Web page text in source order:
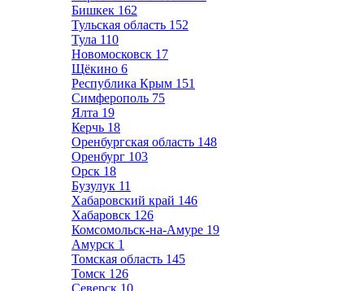
Бишкек 162
Тульская область 152
Тула 110
Новомосковск 17
Щёкино 6
Республика Крым 151
Симферополь 75
Ялта 19
Керчь 18
Оренбургская область 148
Оренбург 103
Орск 18
Бузулук 11
Хабаровский край 146
Хабаровск 126
Комсомольск-на-Амуре 19
Амурск 1
Томская область 145
Томск 126
Северск 10